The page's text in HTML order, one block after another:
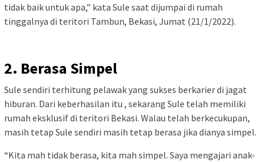
tidak baik untuk apa,” kata Sule saat dijumpai di rumah
tinggalnya di teritori Tambun, Bekasi, Jumat (21/1/2022).
2. Berasa Simpel
Sule sendiri terhitung pelawak yang sukses berkarier di jagat
hiburan. Dari keberhasilan itu , sekarang Sule telah memiliki
rumah eksklusif di teritori Bekasi. Walau telah berkecukupan,
masih tetap Sule sendiri masih tetap berasa jika dianya simpel.
“Kita mah tidak berasa, kita mah simpel. Saya mengajari anak-